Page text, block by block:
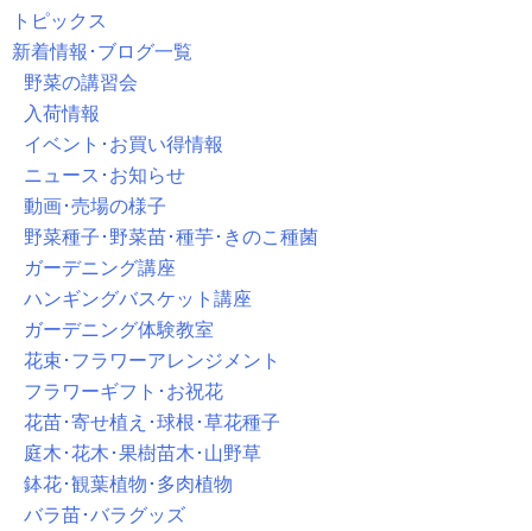
トピックス
新着情報･ブログ一覧
野菜の講習会
入荷情報
イベント･お買い得情報
ニュース･お知らせ
動画･売場の様子
野菜種子･野菜苗･種芋･きのこ種菌
ガーデニング講座
ハンギングバスケット講座
ガーデニング体験教室
花束･フラワーアレンジメント
フラワーギフト･お祝花
花苗･寄せ植え･球根･草花種子
庭木･花木･果樹苗木･山野草
鉢花･観葉植物･多肉植物
バラ苗･バラグッズ